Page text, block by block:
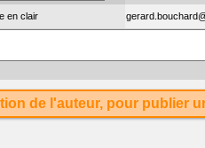
en clair
de l'auteur, pour publier